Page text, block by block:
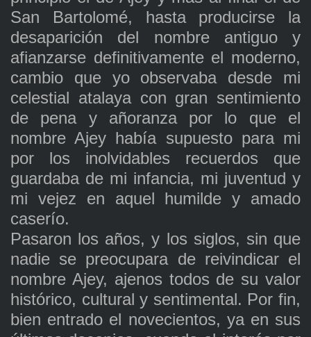
San Bartolomé, hasta producirse la
desaparición del nombre antiguo y
afianzarse definitivamente el moderno,
cambio que yo observaba desde mi
celestial atalaya con gran sentimiento
de pena y añoranza por lo que el
nombre Ajey había supuesto para mi
por los inolvidables recuerdos que
guardaba de mi infancia, mi juventud y
mi vejez en aquel humilde y amado
caserío.
Pasaron los años, y los siglos, sin que
nadie se preocupara de reivindicar el
nombre Ajey, ajenos todos de su valor
histórico, cultural y sentimental. Por fin,
bien entrado el novecientos, ya en sus